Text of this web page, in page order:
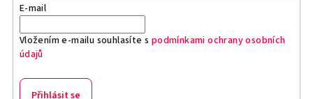
E-mail
Vložením e-mailu souhlasíte s podmínkami ochrany osobních
údajů
Přihlásit se